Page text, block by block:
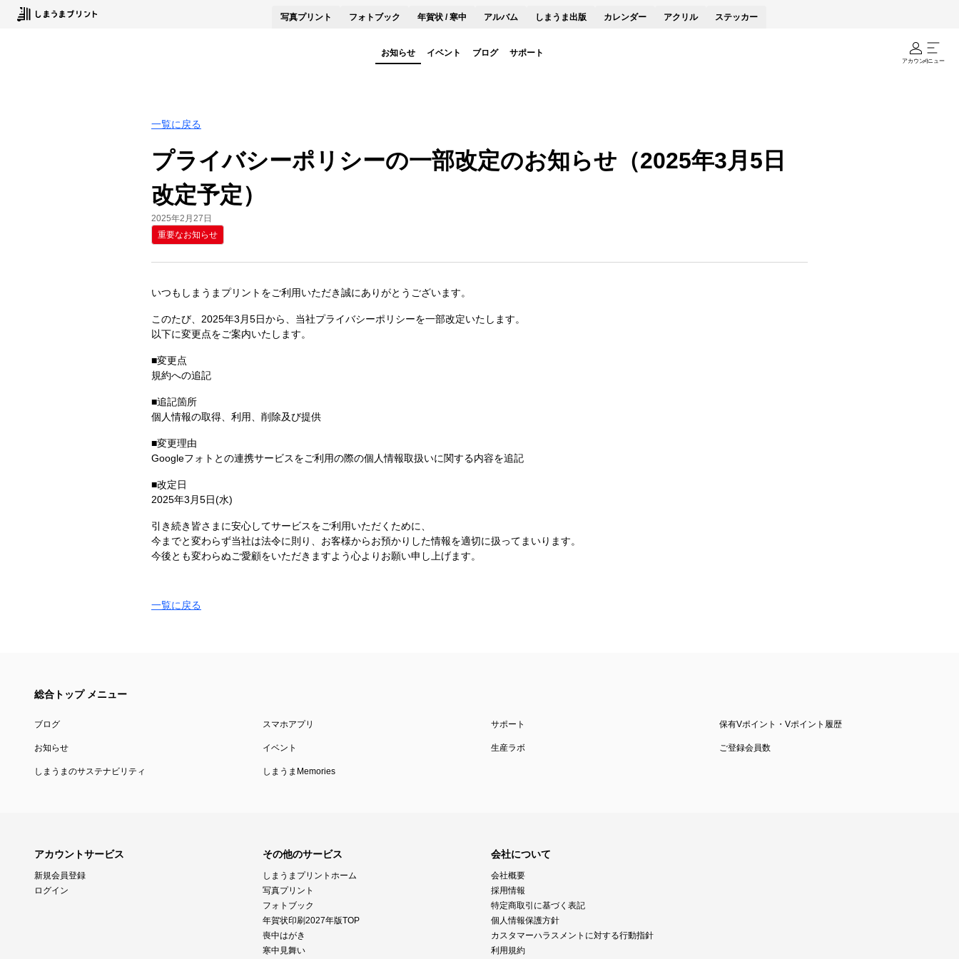
写真プリント フォトブック 年賀状 / 寒中 アルバム しまうま出版 カレンダー アクリル ステッカー
お知らせ イベント ブログ サポート
アカウントメニュー
一覧に戻る
プライバシーポリシーの一部改定のお知らせ（2025年3月5日
改定予定）
2025年2月27日
重要なお知らせ
いつもしまうまプリントをご利用いただき誠にありがとうございます。
このたび、2025年3月5日から、当社プライバシーポリシーを一部改定いたします。
以下に変更点をご案内いたします。
■変更点
規約への追記
■追記箇所
個人情報の取得、利用、削除及び提供
■変更理由
Googleフォトとの連携サービスをご利用の際の個人情報取扱いに関する内容を追記
■改定日
2025年3月5日(水)
引き続き皆さまに安心してサービスをご利用いただくために、
今までと変わらず当社は法令に則り、お客様からお預かりした情報を適切に扱ってまいります。
今後とも変わらぬご愛顧をいただきますよう心よりお願い申し上げます。
一覧に戻る
総合トップ メニュー
ブログ スマホアプリ サポート 保有Vポイント・Vポイント履歴
お知らせ イベント 生産ラボ ご登録会員数
しまうまのサステナビリティ しまうまMemories
アカウントサービス
新規会員登録
ログイン
その他のサービス
しまうまプリントホーム
写真プリント
フォトブック
年賀状印刷2027年版TOP
喪中はがき
寒中見舞い
会社について
会社概要
採用情報
特定商取引に基づく表記
個人情報保護方針
カスタマーハラスメントに対する行動指針
利用規約